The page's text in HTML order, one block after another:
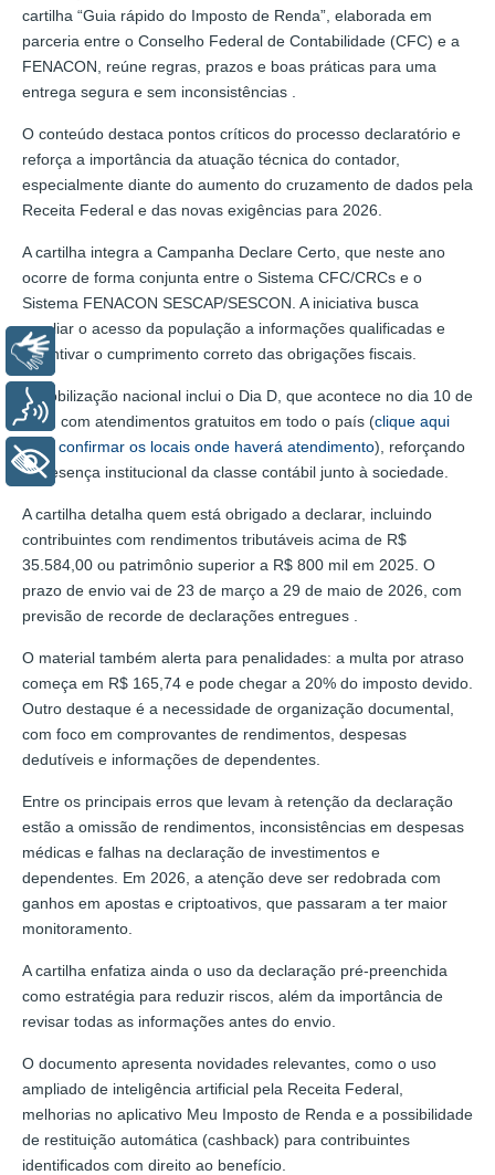
cartilha “Guia rápido do Imposto de Renda”, elaborada em
parceria entre o Conselho Federal de Contabilidade (CFC) e a
FENACON, reúne regras, prazos e boas práticas para uma
entrega segura e sem inconsistências .
O conteúdo destaca pontos críticos do processo declaratório e
reforça a importância da atuação técnica do contador,
especialmente diante do aumento do cruzamento de dados pela
Receita Federal e das novas exigências para 2026.
A cartilha integra a Campanha Declare Certo, que neste ano
ocorre de forma conjunta entre o Sistema CFC/CRCs e o
Sistema FENACON SESCAP/SESCON. A iniciativa busca
ampliar o acesso da população a informações qualificadas e
incentivar o cumprimento correto das obrigações fiscais.
A mobilização nacional inclui o Dia D, que acontece no dia 10 de
abril, com atendimentos gratuitos em todo o país (clique aqui
para confirmar os locais onde haverá atendimento), reforçando
a presença institucional da classe contábil junto à sociedade.
A cartilha detalha quem está obrigado a declarar, incluindo
contribuintes com rendimentos tributáveis acima de R$
35.584,00 ou patrimônio superior a R$ 800 mil em 2025. O
prazo de envio vai de 23 de março a 29 de maio de 2026, com
previsão de recorde de declarações entregues .
O material também alerta para penalidades: a multa por atraso
começa em R$ 165,74 e pode chegar a 20% do imposto devido.
Outro destaque é a necessidade de organização documental,
com foco em comprovantes de rendimentos, despesas
dedutíveis e informações de dependentes.
Entre os principais erros que levam à retenção da declaração
estão a omissão de rendimentos, inconsistências em despesas
médicas e falhas na declaração de investimentos e
dependentes. Em 2026, a atenção deve ser redobrada com
ganhos em apostas e criptoativos, que passaram a ter maior
monitoramento.
A cartilha enfatiza ainda o uso da declaração pré-preenchida
como estratégia para reduzir riscos, além da importância de
revisar todas as informações antes do envio.
O documento apresenta novidades relevantes, como o uso
ampliado de inteligência artificial pela Receita Federal,
melhorias no aplicativo Meu Imposto de Renda e a possibilidade
de restituição automática (cashback) para contribuintes
identificados com direito ao benefício.
Libras
Voz